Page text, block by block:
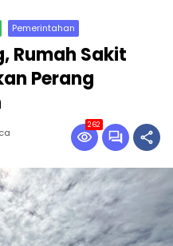
Pemerintahan
Rumah Sakit
Perang
262